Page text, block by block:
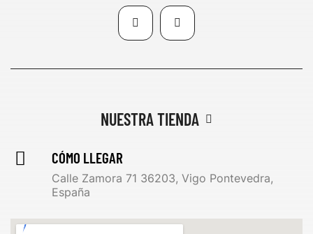
NUESTRA TIENDA
CÓMO LLEGAR
Calle Zamora 71 36203, Vigo Pontevedra,
España